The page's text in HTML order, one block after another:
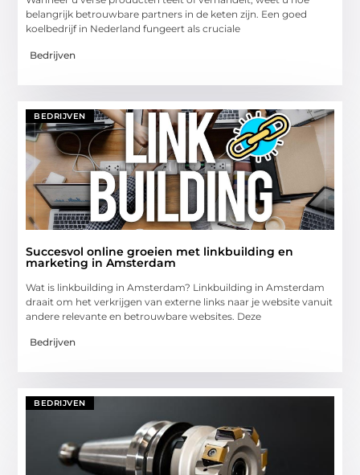
belangrijk betrouwbare partners in de keten zijn. Een goed
koelbedrijf in Nederland fungeert als cruciale
Bedrijven
BEDRIJVEN
Succesvol online groeien met linkbuilding en
marketing in Amsterdam
Wat is linkbuilding in Amsterdam? Linkbuilding in Amsterdam
draait om het verkrijgen van externe links naar je website vanuit
andere relevante en betrouwbare websites. Deze
Bedrijven
BEDRIJVEN